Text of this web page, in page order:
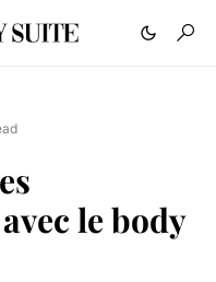
le body